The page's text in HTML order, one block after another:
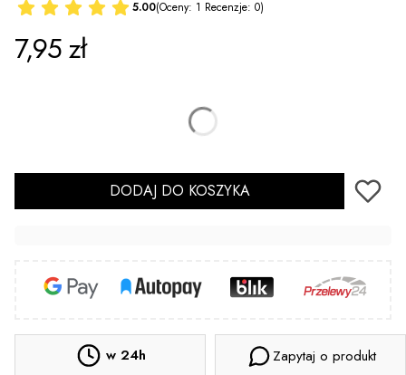
5.00(Oceny: 1 Recenzje: 0)
Cena
7,95 zł
DODAJ DO KOSZYKA
w 24h Zapytaj o produkt